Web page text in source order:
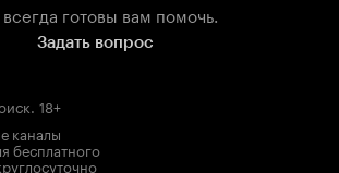
готовы вам помочь.
Задать вопрос
. 18+
каналы
бесплатного